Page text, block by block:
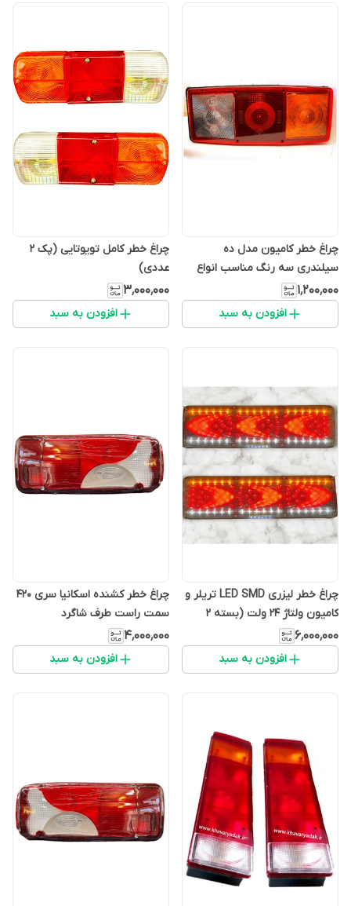
چراغ خطر کامیون مدل ده
سیلندری سه رنگ مناسب انواع
کامیون های بنز ده تن و مایلر
۱٬۲۰۰٬۰۰۰
افزودن به سبد
چراغ خطر کامل تویوتایی (پک ۲
عددی)
۳٬۰۰۰٬۰۰۰
افزودن به سبد
چراغ خطر لیزری LED SMD تریلر و
کامیون ولتاژ 24 ولت (بسته 2
عددی)
۶٬۰۰۰٬۰۰۰
افزودن به سبد
چراغ خطر کشنده اسکانیا سری ۴۲۰
سمت راست طرف شاگرد
۴٬۰۰۰٬۰۰۰
افزودن به سبد